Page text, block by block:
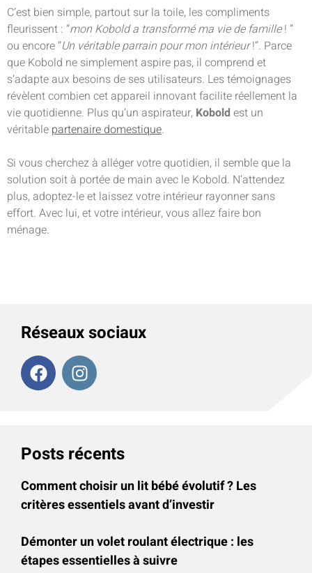
C’est bien simple, partout sur la toile, les compliments
fleurissent : “mon Kobold a transformé ma vie de famille! ”
ou encore “Un véritable parrain pour mon intérieur!”. Parce
que Kobold ne simplement aspire pas, il comprend et
s’adapte aux besoins de ses utilisateurs. Les témoignages
révèlent combien cet appareil innovant facilite réellement la
vie quotidienne. Plus qu’un aspirateur, Kobold est un
véritable partenaire domestique.
Si vous cherchez à alléger votre quotidien, il semble que la
solution soit à portée de main avec le Kobold. N’attendez
plus, adoptez-le et laissez votre intérieur rayonner sans
effort. Avec lui, et votre intérieur, vous allez faire bon
ménage.
Réseaux sociaux
Posts récents
Comment choisir un lit bébé évolutif ? Les
critères essentiels avant d’investir
Démonter un volet roulant électrique : les
étapes essentielles à suivre